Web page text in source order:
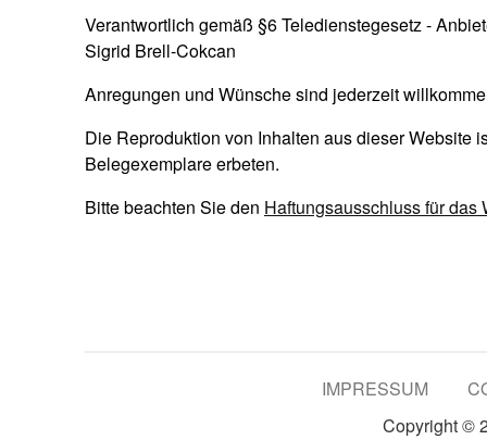
Verantwortlich gemäß §6 Teledienstegesetz -
Sigrid Brell-Cokcan
Anregungen und Wünsche sind jederzeit
Die Reproduktion von Inhalten aus dieser Website
Belegexemplare erbeten.
Bitte beachten Sie den Haftungsausschluss für
IMPRESSUM
Copyright ©